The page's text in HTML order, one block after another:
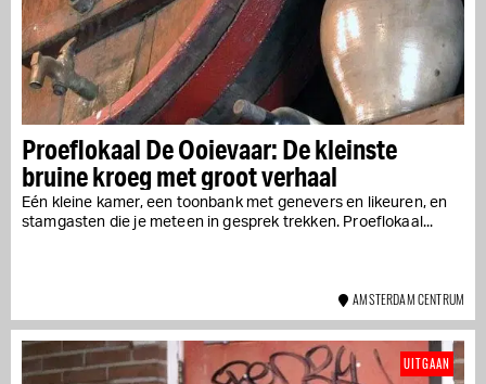
Proeflokaal De Ooievaar: De kleinste
bruine kroeg met groot verhaal
Eén kleine kamer, een toonbank met genevers en likeuren, en
stamgasten die je meteen in gesprek trekken. Proeflokaal...
AMSTERDAM CENTRUM
UITGAAN